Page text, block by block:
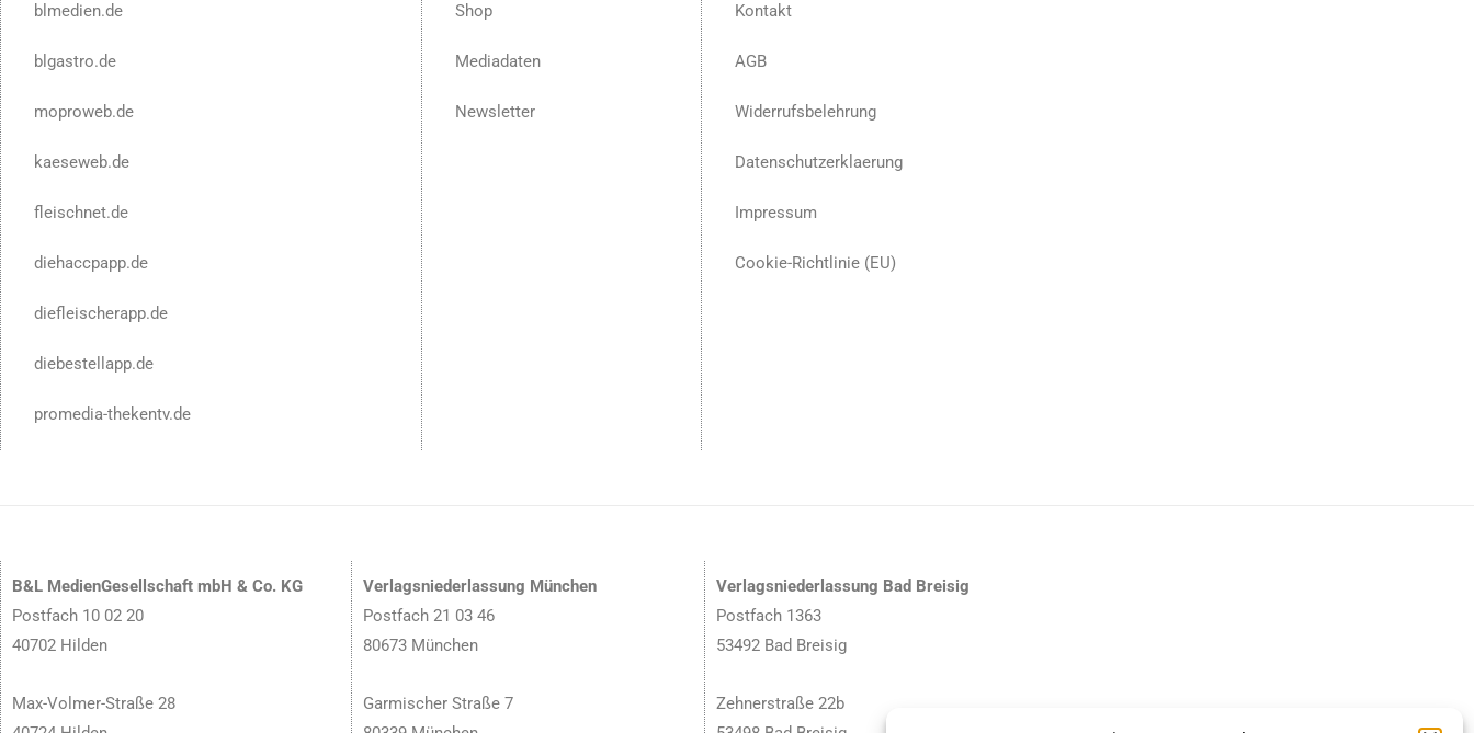
blmedien.de
blgastro.de
moproweb.de
kaeseweb.de
fleischnet.de
diehaccpapp.de
diefleischerapp.de
diebestellapp.de
promedia-thekentv.de
Shop
Mediadaten
Newsletter
Kontakt
AGB
Widerrufsbelehrung
Datenschutzerklaerung
Impressum
Cookie-Richtlinie (EU)
B&L MedienGesellschaft mbH & Co. KG
Postfach 10 02 20
40702 Hilden
Max-Volmer-Straße 28
Verlagsniederlassung München
Postfach 21 03 46
80673 München
Garmischer Straße 7
Verlagsniederlassung Bad Breisig
Postfach 1363
53492 Bad Breisig
Zehnerstraße 22b